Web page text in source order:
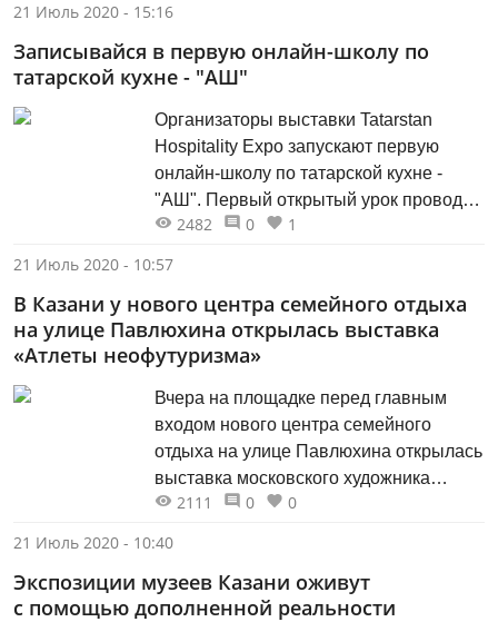
21 Июль 2020 - 15:16
Записывайся в первую онлайн-школу по
татарской кухне - "АШ"
Организаторы выставки Tatarstan
Hospitality Expo запускают первую
онлайн-школу по татарской кухне -
"АШ". Первый открытый урок проводит
эксперт национальной кулинарии и
выступает бренд-менеджер сети
"Бахетле" Алина Ганиева. На первом
онлайн уроке все желающие смогут
научиться готовить традиционный чак-
чак, а также узнаю много нового о
татарской кухне, происхождении
названий блюд и о традициях татар,
которые повлияли на кулинарию.
2482 0
1
21 Июль 2020 - 10:57
В Казани у нового центра семейного отдыха
на улице Павлюхина открылась выставка
«Атлеты неофутуризма»
Вчера на площадке перед главным
входом нового центра семейного
отдыха на улице Павлюхина открылась
выставка московского художника
Дмитрия Каварги «Атлеты
2111 0
0
21 Июль 2020 - 10:40
Экспозиции музеев Казани оживут
с помощью дополненной реальности